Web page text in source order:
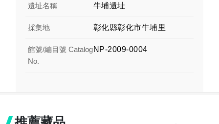
遺址名稱 牛埔遺址
採集地 彰化縣彰化市牛埔里
館號/編目號 Catalog
No.
NP-2009-0004